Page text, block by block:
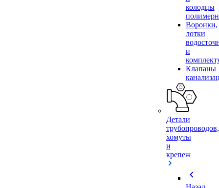
колодцы
Воронки,
лотки
и
Клапаны
Детали
трубопроводов,
хомуты
и
крепеж
chevron_left